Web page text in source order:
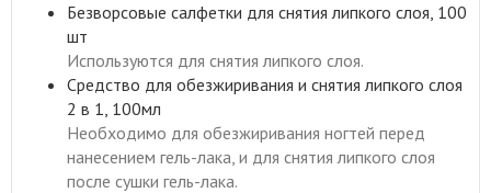
Безворсовые салфетки для снятия липкого слоя, 100
шт
Используются для снятия липкого слоя.
Средство для обезжиривания и снятия липкого слоя
2 в 1, 100мл
Необходимо для обезжиривания ногтей перед
нанесением гель-лака, и для снятия липкого слоя
после сушки гель-лака.